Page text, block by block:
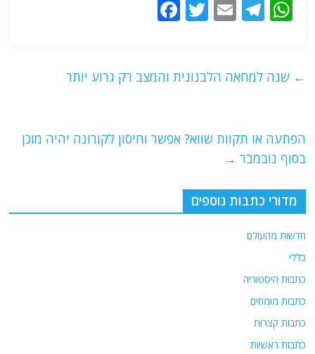
W
s
p
T
g
E
l
T
er
e
o
← שנה למחאה הלבנונית והמצב רק גרוע יותר
הפתעה או תקוות שווא? אפשר וחיסון לקורונה יהיה מוכן
בסוף נובמבר →
מדורי כתבות נוספים
חדשות מהעולם
כללי
כתבות היסטוריה
כתבות מומחים
כתבות קצרות
כתבות ראשיות